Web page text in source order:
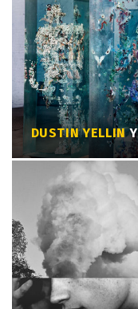
DUSTIN YELLINY